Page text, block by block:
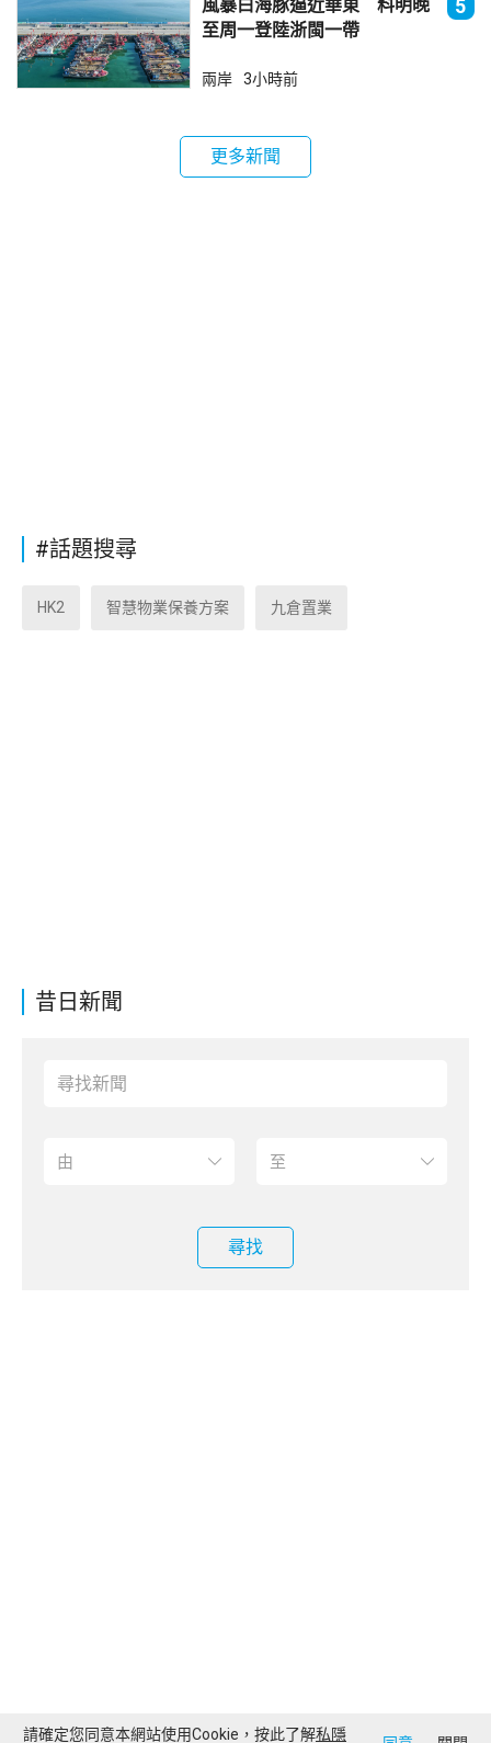
昔日新聞
尋找
風暴白海豚逼近華東 料明晚
至周一登陸浙閩一帶
5
兩岸 3小時前
更多新聞
#話題搜尋
HK2 智慧物業保養方案 九倉置業
請確定您同意本網站使用Cookie，按此了解私隱